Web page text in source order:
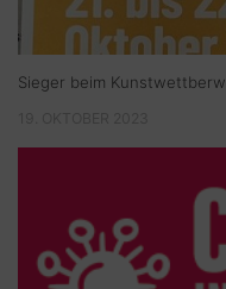
Sieger beim